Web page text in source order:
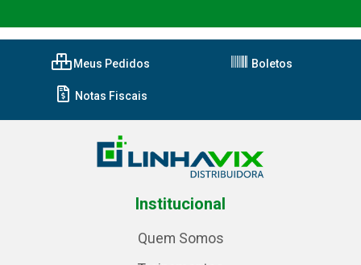
Meus Pedidos Boletos
Notas Fiscais
Institucional
Quem Somos